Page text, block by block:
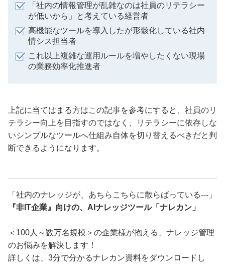
「社内の情報管理が乱雑なのは社員のリテラシー
が低いから」と考えている経営者
高機能なツールを導入したが形骸化している社内
情シス担当者
これ以上複雑な運用ルールを増やしたくない現場
の業務効率化推進者
上記に当てはまる方はこの記事を参考にすると、社員のリ
テラシー向上を目指すのではなく、リテラシーに依存しな
いシンプルなツールへ仕組み自体を切り替えるべきだと判
断できるようになります。
「社内のナレッジが、あちらこちらに散らばっている---」
『非IT企業』向けの、AIナレッジツール「ナレカン」
＜100人～数万名規模＞の企業様が抱える、ナレッジ管理
のお悩みを解決します！
詳しくは、3分で分かるナレカン資料をダウンロードし